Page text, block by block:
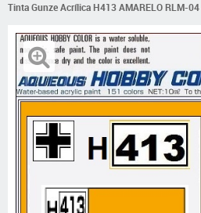
Tinta Gunze Acrílica H413 AMARELO RLM-